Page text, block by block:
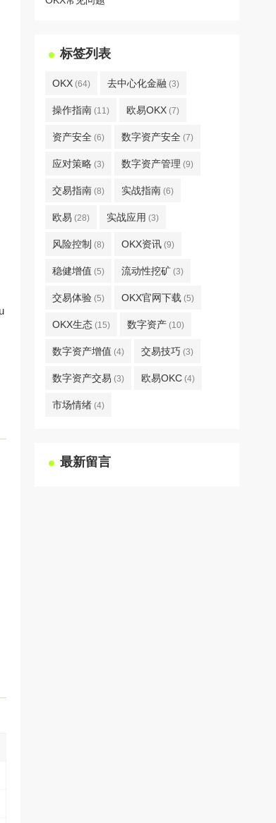
标签列表
OKX (64) 去中心化金融 (3)
操作指南 (11) 欧易OKX (7)
资产安全 (6) 数字资产安全 (7)
应对策略 (3) 数字资产管理 (9)
交易指南 (8) 实战指南 (6)
欧易 (28) 实战应用 (3)
风险控制 (8) OKX资讯 (9)
稳健增值 (5) 流动性挖矿 (3)
交易体验 (5) OKX官网下载 (5)
OKX生态 (15) 数字资产 (10)
数字资产增值 (4) 交易技巧 (3)
数字资产交易 (3) 欧易OKC (4)
市场情绪 (4)
最新留言